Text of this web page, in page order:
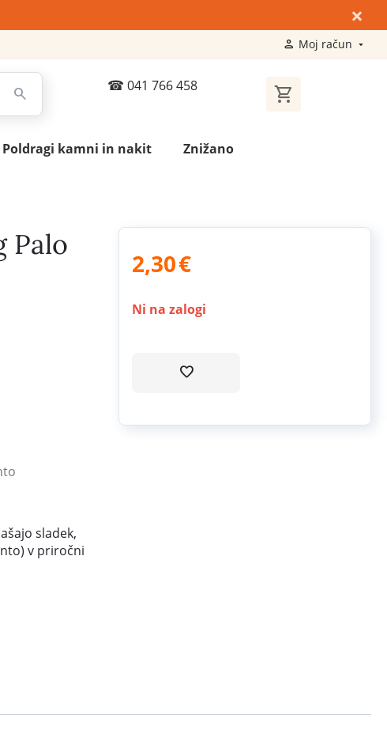
×
Moj račun
041 766 458
Poldragi kamni in nakit Znižano
Palo
sladek,
v priročni
2,30€
Ni na zalogi